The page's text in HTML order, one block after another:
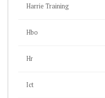
Harrie Training
Hbo
Hr
Ict